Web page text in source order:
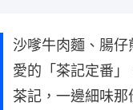
沙嗲牛肉麵、腸
愛的「茶記定番
茶記，一邊細味